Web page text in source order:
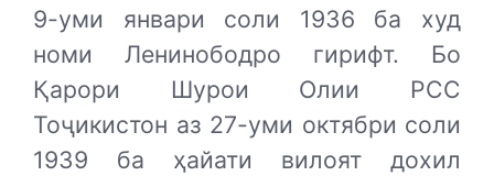
9-уми январи соли 1936 ба худ
номи Ленинободро гирифт. Бо
Қарори Шурои Олии РСС
Тоҷикистон аз 27-уми октябри соли
1939 ба ҳайати вилоят дохил